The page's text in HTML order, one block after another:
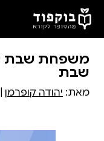
דלג לתוכן הראשי
משפחת שבת
שבת
מאת: יהודה קופרמן